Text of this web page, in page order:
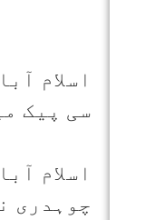
اسلام
سی پیک
اسلام
چوہدری